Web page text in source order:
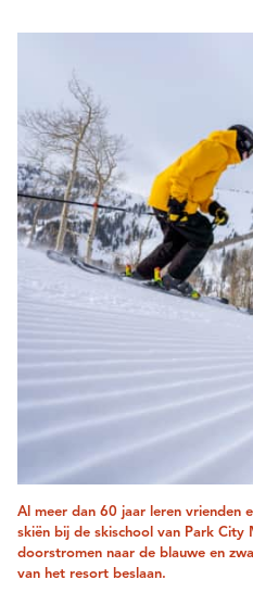
Al meer dan 60 jaar leren vrienden
skiën bij de skischool van Park City
doorstromen naar de blauwe en
van het resort beslaan.